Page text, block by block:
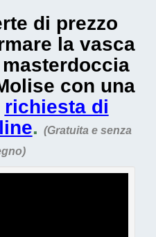
di prezzo
la vasca
con una
richiesta di
. (Gratuita e senza